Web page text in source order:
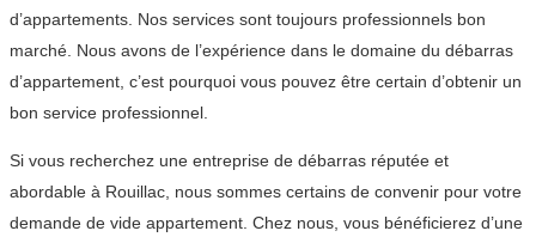
d’appartements. Nos services sont toujours professionnels bon
marché. Nous avons de l’expérience dans le domaine du débarras
d’appartement, c’est pourquoi vous pouvez être certain d’obtenir un
bon service professionnel.
Si vous recherchez une entreprise de débarras réputée et
abordable à Rouillac, nous sommes certains de convenir pour votre
demande de vide appartement. Chez nous, vous bénéficierez d’une